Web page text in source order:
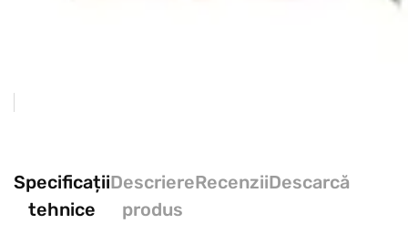
Specificații
tehnice
Descriere
produs
RecenziiDescarcă